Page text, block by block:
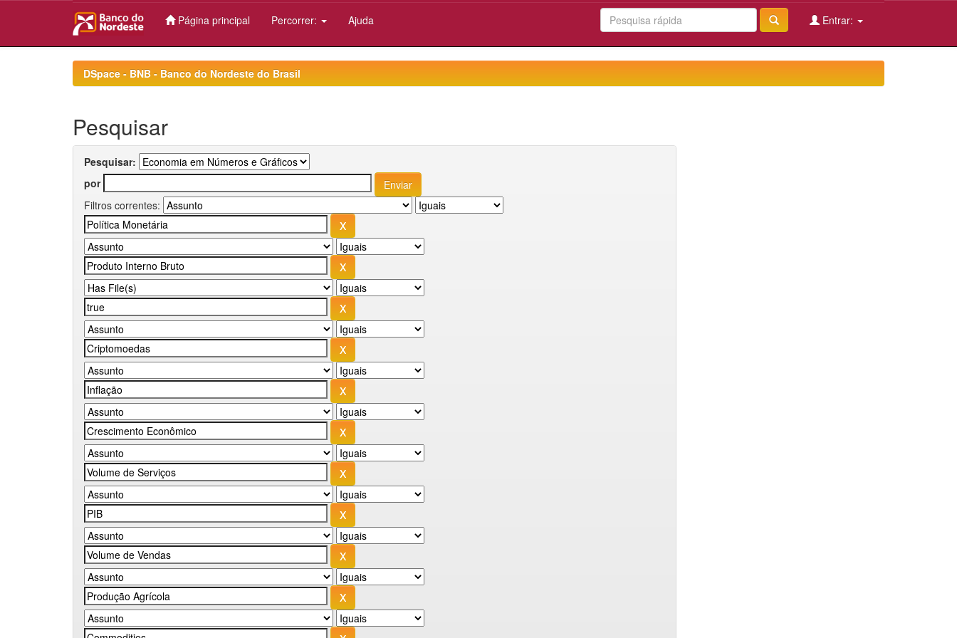
Página principal Percorrer: Ajuda Entrar:
DSpace - BNB - Banco do Nordeste do Brasil
Pesquisar
Pesquisar:
por
Filtros correntes: